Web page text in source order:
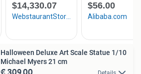
Halloween Deluxe Art Scale Statue 1/10
Michael Myers 21 cm